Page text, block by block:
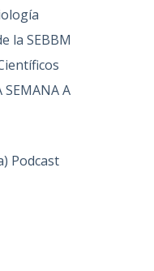
la SEBBM
SEMANA A
Podcast